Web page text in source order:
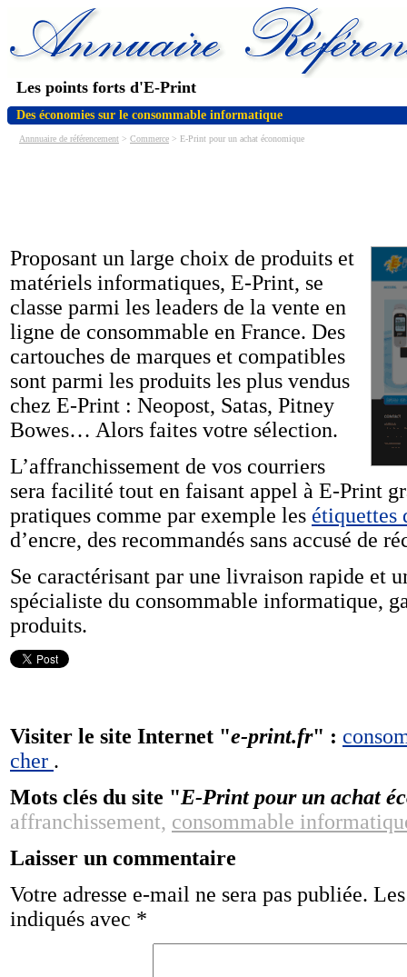
Les points forts d'E-Print
Des économies sur le consommable informatique
Annnuaire de référencement > Commerce > E-Print pour un achat économique
Proposant un large choix de produits et
matériels informatiques, E-Print, se
classe parmi les leaders de la vente en
ligne de consommable en France. Des
cartouches de marques et compatibles
sont parmi les produits les plus vendus
chez E-Print : Neopost, Satas, Pitney
Bowes… Alors faites votre sélection.
L’affranchissement de vos courriers
sera facilité tout en faisant appel à E-Print
pratiques comme par exemple les étiquettes
d’encre, des recommandés sans accusé de
Se caractérisant par une livraison rapide et
spécialiste du consommable informatique,
produits.
Visiter le site Internet "e-print.fr" :
cher .
Mots clés du site "E-Print pour un achat
affranchissement, consommable
Laisser un commentaire
Votre adresse e-mail ne sera pas publiée.
indiqués avec *